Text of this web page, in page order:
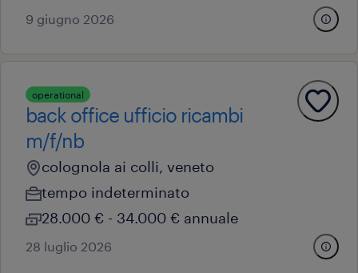
9 giugno 2026
operational
back office ufficio ricambi
m/f/nb
colognola ai colli, veneto
tempo indeterminato
28.000 € - 34.000 € annuale
28 luglio 2026